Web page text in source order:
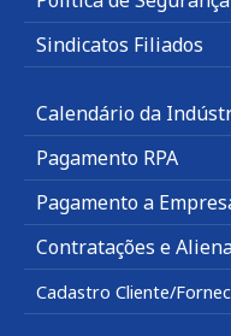
Sindicatos Filiados
Calendário da
Pagamento RPA
Pagamento a
Contratações e
Cadastro Cliente/